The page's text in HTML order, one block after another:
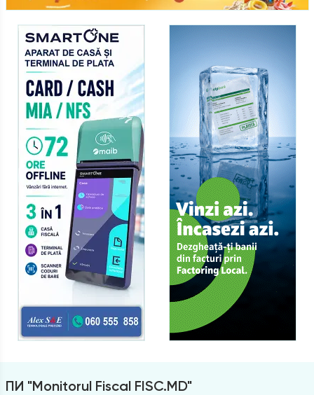
ПИ "Monitorul Fiscal FISC.MD"